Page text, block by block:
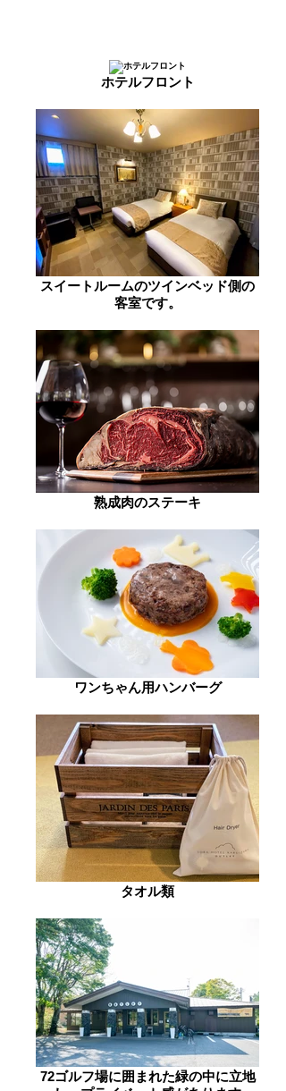
ホテルフロント
スイートルームのツインベッド側の
客室です。
熟成肉のステーキ
ワンちゃん用ハンバーグ
タオル類
72ゴルフ場に囲まれた緑の中に立地